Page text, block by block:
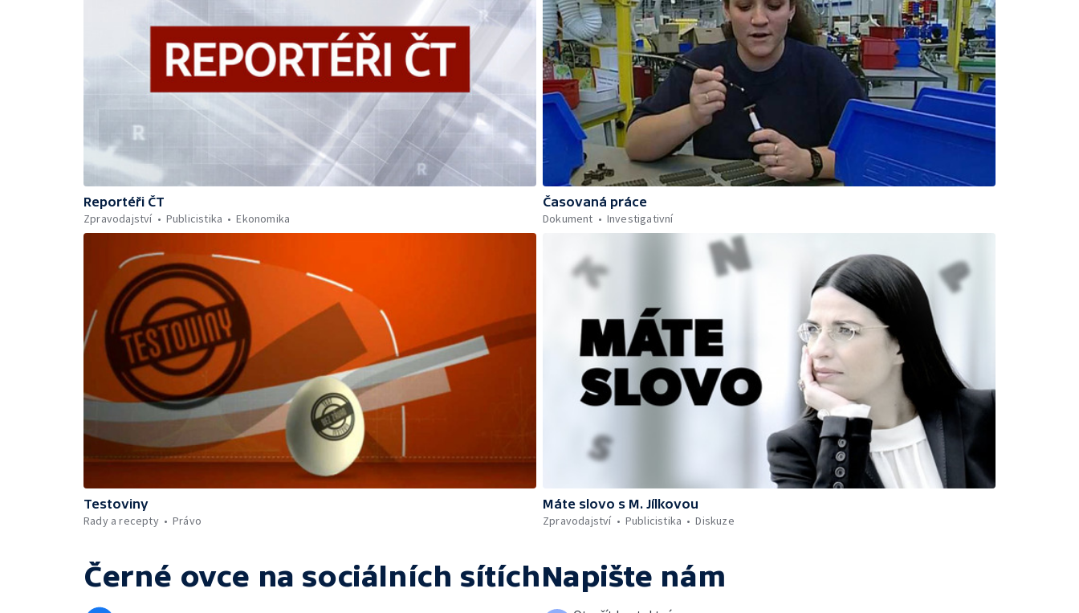
Reportéři ČT
Zpravodajství
Publicistika Ekonomika
Časovaná práce
Dokument
Investigativní
Testoviny
Rady a recepty
Právo
Máte slovo s M. Jílkovou
Zpravodajství
Publicistika Diskuze
Černé ovce na sociálních sítíchNapište nám